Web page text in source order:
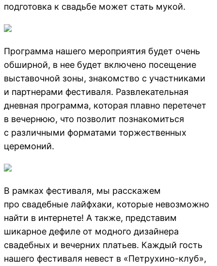
подготовка к свадьбе может стать мукой.
Программа нашего мероприятия будет очень
обширной, в нее будет включено посещение
выставочной зоны, знакомство с участниками
и партнерами фестиваля. Развлекательная
дневная программа, которая плавно перетечет
в вечернюю, что позволит познакомиться
с различными форматами торжественных
церемоний.
В рамках фестиваля, мы расскажем
про свадебные лайфхаки, которые невозможно
найти в интернете! А также, представим
шикарное дефиле от модного дизайнера
свадебных и вечерних платьев. Каждый гость
нашего фестиваля невест в «Петрухино-клуб»,